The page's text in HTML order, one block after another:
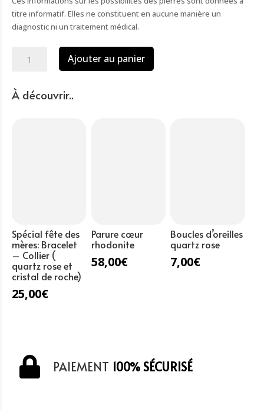
titre informatif. Elles ne constituent en aucune manière un
diagnostic ni un traitement médical.
aventurine
Ajouter au panier
À découvrir..
Spécial fête des
mères: Bracelet
– Collier (
quartz rose et
cristal de roche)
25,00€
Parure cœur
rhodonite
58,00€
Boucles d’oreilles
quartz rose
7,00€
PAIEMENT 100% SÉCURISÉ